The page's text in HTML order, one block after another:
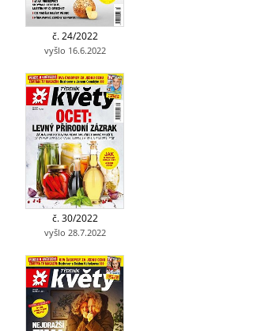
č. 24/2022
vyšlo 16.6.2022
č. 30/2022
vyšlo 28.7.2022